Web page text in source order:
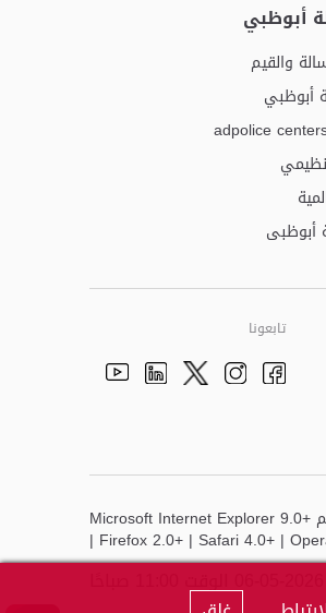
أبوظبي
والقيم
أبوظبي
adpolice
أبوظبى
تابعونا
Facebook
Instagram
Twitter
Linkedin
Youtube
أفضل عرض لهذا الموقع هو دقة الشاشة 1024 × 764، يدعم Microsoft Internet Explorer 9.0+
| Firefox 2.0+ | Safari 4.0+ |